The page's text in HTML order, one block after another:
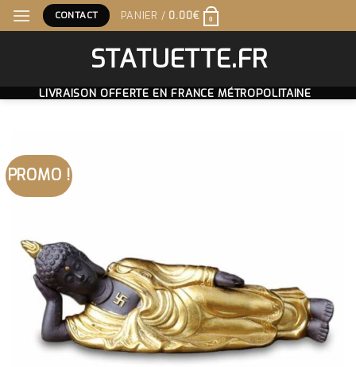
Skip
to
CONTACT PANIER / 0.00€ 0
STATUETTE.FR
LIVRAISON OFFERTE EN FRANCE MÉTROPOLITAINE
PROMO !